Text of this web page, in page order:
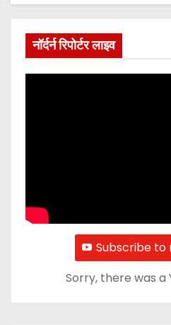
नॉर्दर्न रिपोर्टर लाइव
Subscribe to
Sorry, there was a